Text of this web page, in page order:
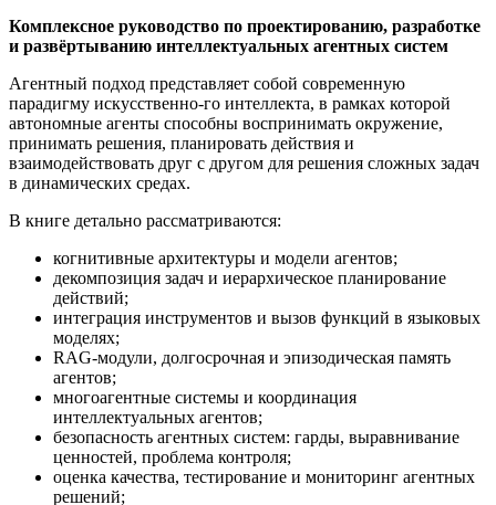
Комплексное руководство по проектированию, разработке
и развёртыванию интеллектуальных агентных систем
Агентный подход представляет собой современную
парадигму искусственно-го интеллекта, в рамках которой
автономные агенты способны воспринимать окружение,
принимать решения, планировать действия и
взаимодействовать друг с другом для решения сложных задач
в динамических средах.
В книге детально рассматриваются:
когнитивные архитектуры и модели агентов;
декомпозиция задач и иерархическое планирование
действий;
интеграция инструментов и вызов функций в языковых
моделях;
RAG-модули, долгосрочная и эпизодическая память
агентов;
многоагентные системы и координация
интеллектуальных агентов;
безопасность агентных систем: гарды, выравнивание
ценностей, проблема контроля;
оценка качества, тестирование и мониторинг агентных
решений;